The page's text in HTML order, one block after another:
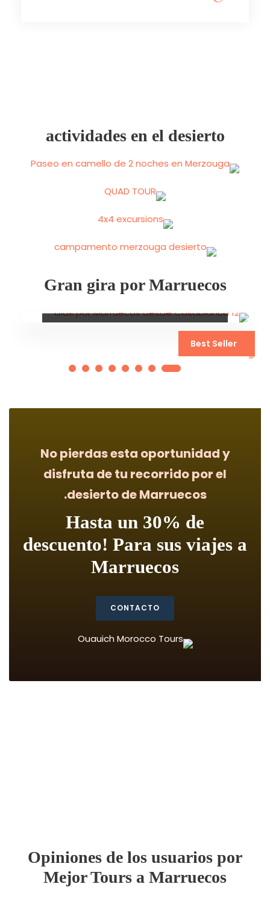
actividades en el desierto
Gran gira por Marruecos
Best Seller
12 días por Marruecos
desde Casablanca
No pierdas esta oportunidad y
disfruta de tu recorrido por el
desierto de Marruecos.
Hasta un 30% de
descuento! Para sus viajes a
Marruecos
CONTACTO
Opiniones de los usuarios por
Mejor Tours a Marruecos